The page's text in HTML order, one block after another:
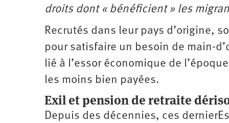
droits dont « bénéficient » les
Recrutés dans leur pays d’origine,
pour satisfaire un besoin de main-
lié à l’essor économique de
les moins bien payées.
Exil et pension de retraite
Depuis des décennies, ces